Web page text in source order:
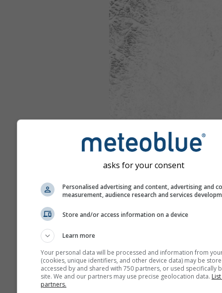
asks for your consent
Personalised advertising and content, advertising and
measurement, audience research and services
Store and/or access information on a device
Learn more
Your personal data will be processed and information from
(cookies, unique identifiers, and other device data) may be
accessed by and shared with 750 partners, or used specifically
site. We and our partners may use precise geolocation data.
partners.